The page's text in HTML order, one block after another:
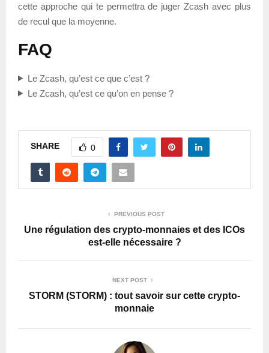
cette approche qui te permettra de juger Zcash avec plus
de recul que la moyenne.
FAQ
Le Zcash, qu’est ce que c’est ?
Le Zcash, qu’est ce qu’on en pense ?
SHARE 0
PREVIOUS POST
Une régulation des crypto-monnaies et des ICOs
est-elle nécessaire ?
NEXT POST
STORM (STORM) : tout savoir sur cette crypto-
monnaie